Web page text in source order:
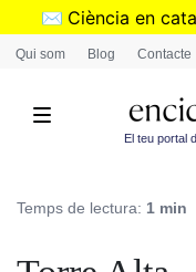
✉️ Ciència en
➜
Qui som Blog Contacte
El teu portal
Temps de lectura: 1 min